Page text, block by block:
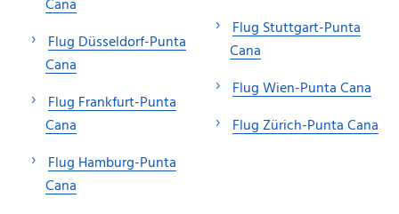
Cana
Flug Düsseldorf-Punta
Cana
Flug Frankfurt-Punta
Cana
Flug Hamburg-Punta
Cana
Flug Stuttgart-Punta
Cana
Flug Wien-Punta Cana
Flug Zürich-Punta Cana